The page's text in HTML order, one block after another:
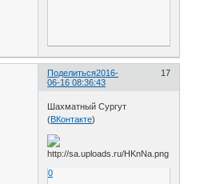
Поделиться 17
2016-
06-16 08:36:43
Шахматный Сургут
(ВКонтакте)
0